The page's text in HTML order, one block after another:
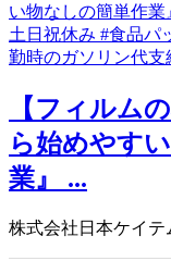
【フィルム
ら始めやす
業』 ...
株式会社日本ケイテ